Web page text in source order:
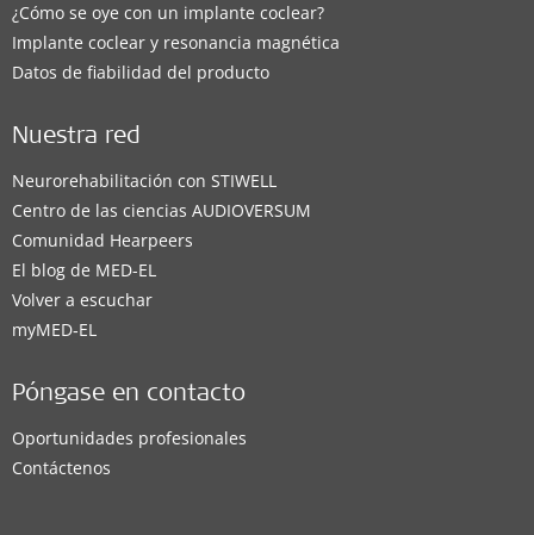
¿Cómo se oye con un implante coclear?
Implante coclear y resonancia magnética
Datos de fiabilidad del producto
Nuestra red
Neurorehabilitación con STIWELL
Centro de las ciencias AUDIOVERSUM
Comunidad Hearpeers
El blog de MED-EL
Volver a escuchar
myMED‑EL
Póngase en contacto
Oportunidades profesionales
Contáctenos